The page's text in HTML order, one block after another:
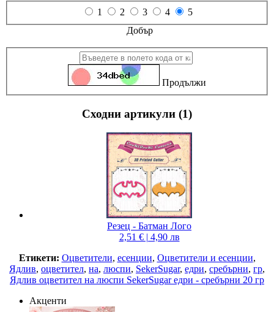
1
2 3 4
5
Добър
Продължи
Сходни артикули (1)
Резец - Батман Лого
2,51 € | 4,90 лв
Етикети: Оцветители, есенции, Оцветители и есенции,
Ядлив, оцветител, на, люспи, SekerSugar, едри, сребърни, гр,
Ядлив оцветител на люспи SekerSugar едри - сребърни 20 гр
Акценти